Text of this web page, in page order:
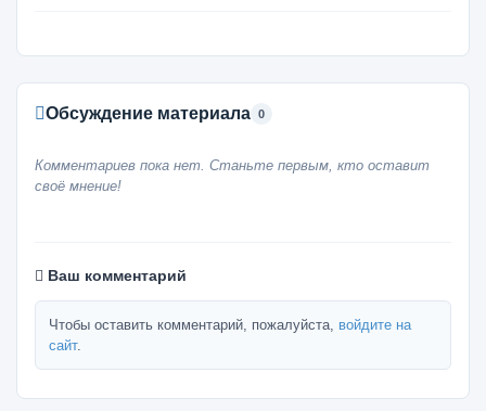
Обсуждение материала 0
Комментариев пока нет. Станьте первым, кто оставит
своё мнение!
Ваш комментарий
Чтобы оставить комментарий, пожалуйста, войдите на
сайт.